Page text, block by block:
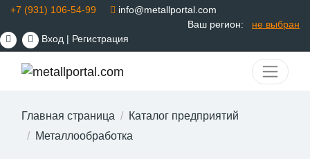
+7 (931) 106-54-99
info@metallportal.com
Ваш регион:
не выбран
Вход | Регистрация
Главная страница
Каталог предприятий
Металлообработка